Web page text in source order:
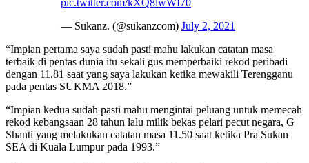
pic.twitter.com/kXQ8lwWI70
— Sukanz. (@sukanzcom) July 2, 2021
“Impian pertama saya sudah pasti mahu lakukan catatan masa
terbaik di pentas dunia itu sekali gus memperbaiki rekod peribadi
dengan 11.81 saat yang saya lakukan ketika mewakili Terengganu
pada pentas SUKMA 2018.”
“Impian kedua sudah pasti mahu mengintai peluang untuk memecah
rekod kebangsaan 28 tahun lalu milik bekas pelari pecut negara, G
Shanti yang melakukan catatan masa 11.50 saat ketika Pra Sukan
SEA di Kuala Lumpur pada 1993.”